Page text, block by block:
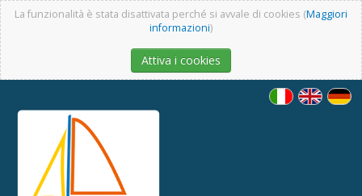
La funzionalità è stata disattivata perché si avvale di cookies (Maggiori
informazioni)
Attiva i cookies